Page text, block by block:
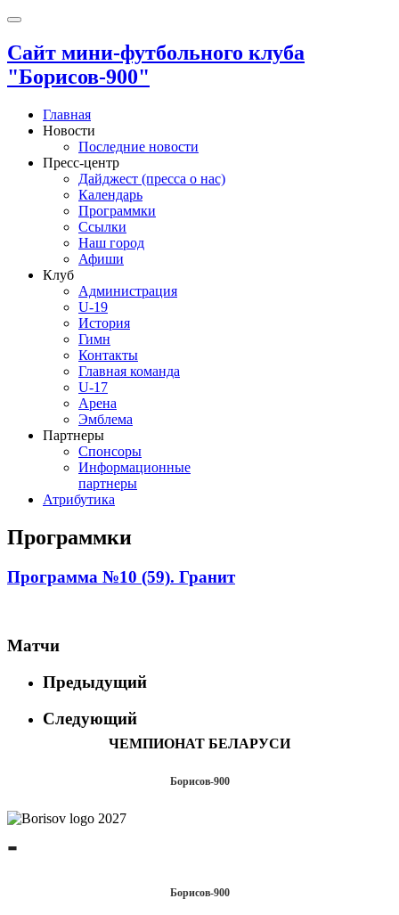
Сайт мини-футбольного клуба
"Борисов-900"
Главная
Новости
Последние новости
Пресс-центр
Дайджест (пресса о нас)
Календарь
Программки
Ссылки
Наш город
Афиши
Клуб
Администрация
U-19
История
Гимн
Контакты
Главная команда
U-17
Арена
Эмблема
Партнеры
Спонсоры
Информационные
партнеры
Атрибутика
Программки
Программа №10 (59). Гранит
Матчи
Предыдущий
Следующий
ЧЕМПИОНАТ БЕЛАРУСИ
Борисов-900
-
Борисов-900